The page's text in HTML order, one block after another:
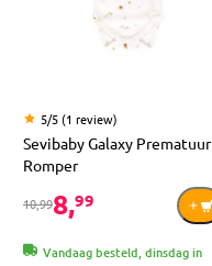
5/5 (1 review)
Sevibaby Galaxy Prematuur
Romper
10,998,99
Vandaag besteld, dinsdag in